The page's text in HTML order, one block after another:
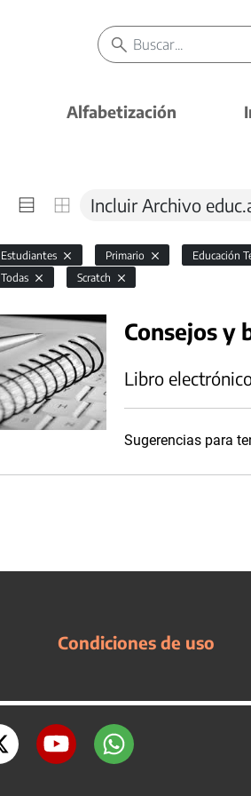
Alfabetización
Incluir Archivo
Estudiantes Primario Educación
Todas
Scratch
Consejos y
Libro
Sugerencias para
Condiciones de uso